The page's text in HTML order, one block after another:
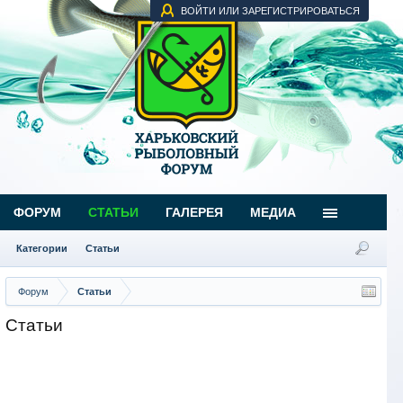
ВОЙТИ ИЛИ ЗАРЕГИСТРИРОВАТЬСЯ
Форум Статьи
Статьи
ФОРУМ СТАТЬИ
Категории Статьи
ГАЛЕРЕЯ МЕДИА